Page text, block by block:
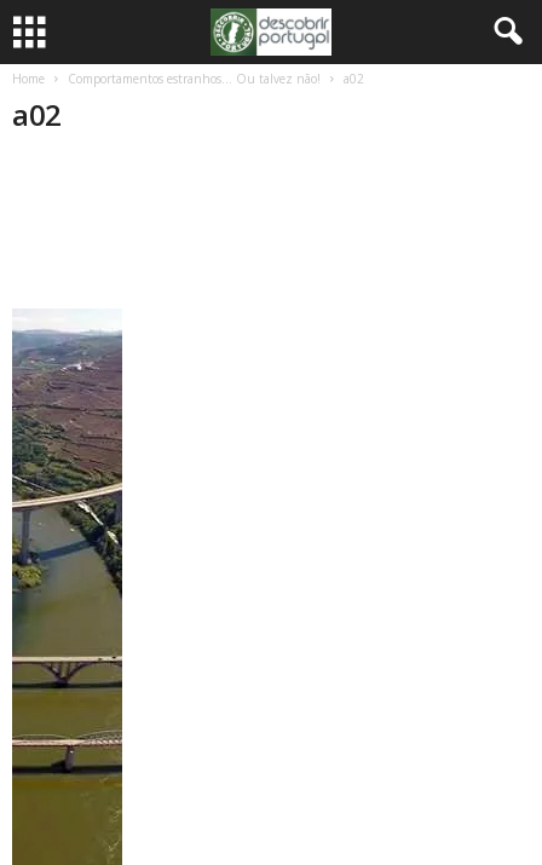
Home Comportamentos estranhos… Ou talvez não! a02
a02